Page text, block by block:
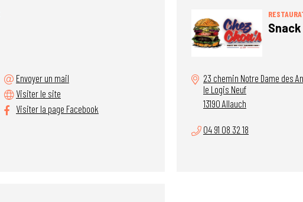
Envoyer un mail
Visiter le site
Visiter la page Facebook
23 chemin Notre Dame des
le Logis Neuf
13190 Allauch
04 91 08 32 18